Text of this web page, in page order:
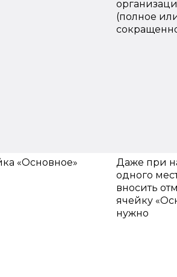
(полное
«Основное»
Даже при
одного
вносить
ячейку
нужно